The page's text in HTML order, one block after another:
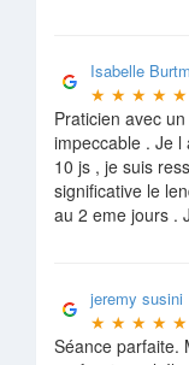
Isabelle
★ ★ ★ ★ ★
Praticien avec
impeccable . Je
10 js , je suis
significative le
au 2 eme jours .
jeremy susini
★ ★ ★ ★ ★
Séance parfaite.